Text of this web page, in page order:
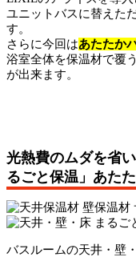
ユニットバスに替えた
す。
さらに今回はあたたか
浴室全体を保温材で覆
が出来ます。
光熱費のムダを省
るごと保温」 あた
バスルームの天井・壁